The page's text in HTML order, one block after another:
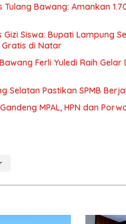
Tulang Bawang: Amankan
Gizi Siswa: Bupati Lampung
di Natar
Ferli Yuledi Raih
Selatan Pastikan SPMB
MPAL, HPN dan